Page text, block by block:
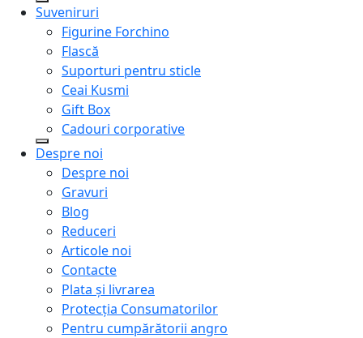
Suveniruri
Figurine Forchino
Flască
Suporturi pentru sticle
Ceai Kusmi
Gift Box
Cadouri corporative
Despre noi
Despre noi
Gravuri
Blog
Reduceri
Articole noi
Contacte
Plata și livrarea
Protecţia Consumatorilor
Pentru cumpărătorii angro